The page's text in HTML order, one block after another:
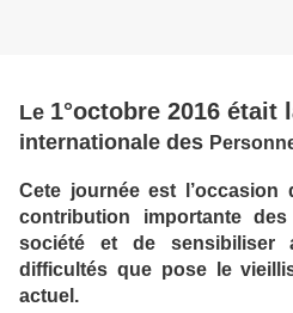
Le 1°octobre 2016 était
internationale des
Cete journéeest l’occasion
contribution importante
société et de sensibiliser
difficultés que pose le
actuel.